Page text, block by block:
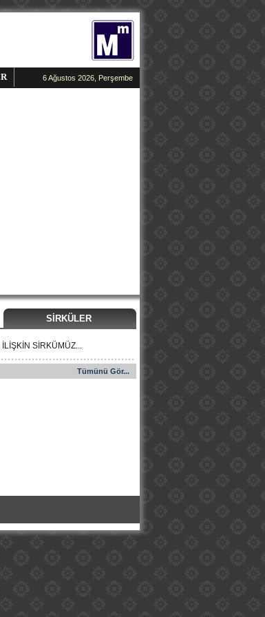
6 Ağustos 2026, Perşembe
SİRKÜLER
SİRKÜMÜZ...
Tümünü Gör...